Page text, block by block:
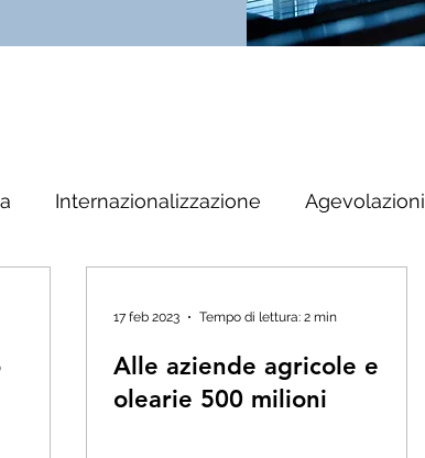
Internazionalizzazione Agevolazioni
Alle aziende agricole e
olearie 500 milioni
17 feb 2023 Tempo di lettura: 2 min